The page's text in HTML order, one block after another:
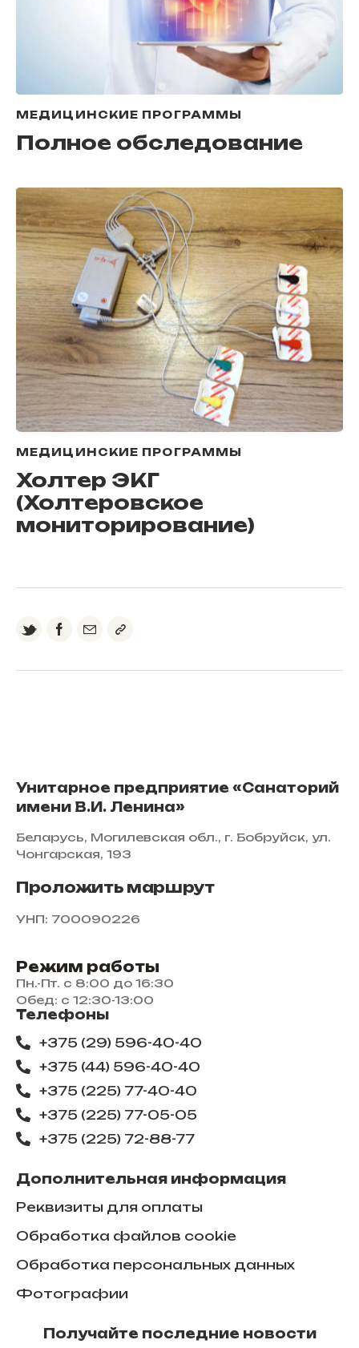
Полное обследование
МЕДИЦИНСКИЕ ПРОГРАММЫ
Холтер ЭКГ
(Холтеровское
мониторирование)
МЕДИЦИНСКИЕ ПРОГРАММЫ
Унитарное предприятие «Санаторий
имени В.И. Ленина»
Беларусь, Могилевская обл., г. Бобруйск, ул.
Чонгарская, 193
Проложить маршрут
УНП: 700090226
Режим работы
Пн.-Пт. с 8:00 до 16:30
Обед: с 12:30-13:00
Телефоны
+375 (29) 596-40-40
+375 (44) 596-40-40
+375 (225) 77-40-40
+375 (225) 77-05-05
+375 (225) ​72-88-77
Дополнительная информация
Реквизиты для оплаты
Обработка файлов cookie
Обработка персональных данных
Фотографии
Получайте последние новости